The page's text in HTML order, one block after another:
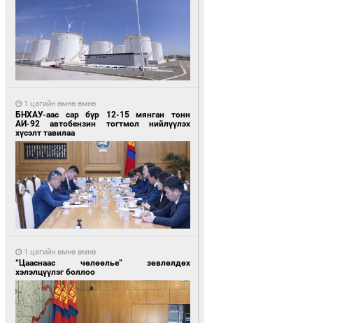
1 цагийн өмнө өмнө
БНХАУ-аас сар бүр 12-15 мянган тонн
АИ-92 автобензин тогтмол нийлүүлэх
хүсэлт тавилаа
1 цагийн өмнө өмнө
“Цааснаас чөлөөлье” зөвлөлдөх
хэлэлцүүлэг боллоо